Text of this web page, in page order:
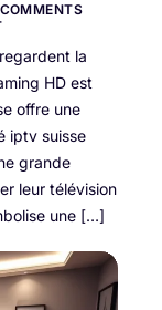
la
HD est
offre une
iptv suisse
grande
leur télévision
une […]